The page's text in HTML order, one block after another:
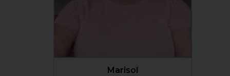
Marisol